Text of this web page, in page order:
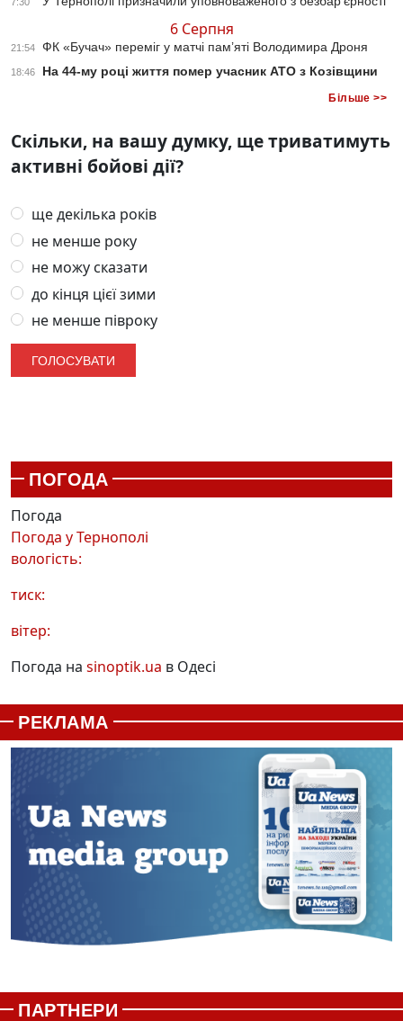
6 Серпня
21:54 ФК «Бучач» переміг у матчі пам’яті Володимира Дроня
18:46 На 44-му році життя помер учасник АТО з Козівщини
Більше >>
Скільки, на вашу думку, ще триватимуть
активні бойові дії?
ще декілька років
не менше року
не можу сказати
до кінця цієї зими
не менше півроку
ПОГОДА
Погода
Погода уТернополі
вологість:
тиск:
вітер:
Погода на sinoptik.ua в Одесі
РЕКЛАМА
ПАРТНЕРИ